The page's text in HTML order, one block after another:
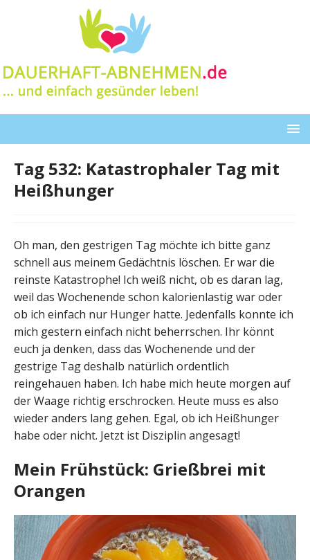
Tag 532: Katastrophaler Tag mit
Heißhunger
Oh man, den gestrigen Tag möchte ich bitte ganz
schnell aus meinem Gedächtnis löschen. Er war die
reinste Katastrophe! Ich weiß nicht, ob es daran lag,
weil das Wochenende schon kalorienlastig war oder
ob ich einfach nur Hunger hatte. Jedenfalls konnte ich
mich gestern einfach nicht beherrschen. Ihr könnt
euch ja denken, dass das Wochenende und der
gestrige Tag deshalb natürlich ordentlich
reingehauen haben. Ich habe mich heute morgen auf
der Waage richtig erschrocken. Heute muss es also
wieder anders lang gehen. Egal, ob ich Heißhunger
habe oder nicht. Jetzt ist Disziplin angesagt!
Mein Frühstück: Grießbrei mit
Orangen